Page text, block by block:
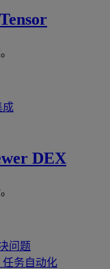
成
DEX
问题
任务自动化